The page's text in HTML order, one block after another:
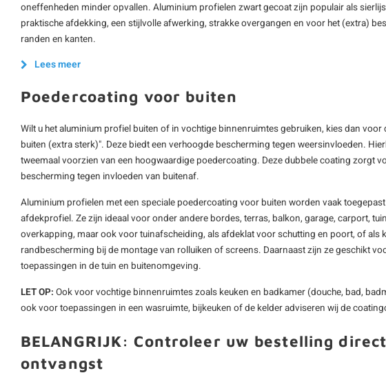
oneffenheden minder opvallen. Aluminium profielen zwart gecoat zijn populair als
praktische afdekking, een stijlvolle afwerking, strakke overgangen en voor het (extra)
randen en kanten.
Lees meer
Poedercoating voor buiten
Wilt u het aluminium profiel buiten of in vochtige binnenruimtes gebruiken, kies dan voor
buiten (extra sterk)". Deze biedt een verhoogde bescherming tegen weersinvloeden.
tweemaal voorzien van een hoogwaardige poedercoating. Deze dubbele coating zorgt
bescherming tegen invloeden van buitenaf.
Aluminium profielen met een speciale poedercoating voor buiten worden vaak
afdekprofiel. Ze zijn ideaal voor onder andere bordes, terras, balkon, garage, carport,
overkapping, maar ook voor tuinafscheiding, als afdeklat voor schutting en poort, of als
randbescherming bij de montage van rolluiken of screens. Daarnaast zijn ze geschikt
toepassingen in de tuin en buitenomgeving.
LET OP: Ook voor vochtige binnenruimtes zoals keuken en badkamer (douche, bad,
ook voor toepassingen in een wasruimte, bijkeuken of de kelder adviseren wij de
BELANGRIJK: Controleer uw bestelling
ontvangst